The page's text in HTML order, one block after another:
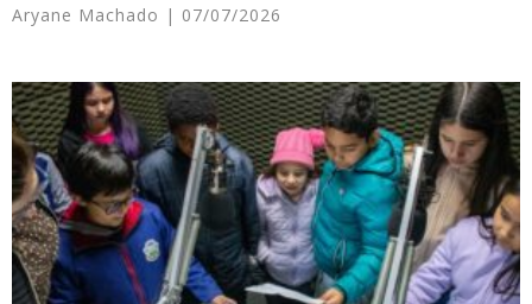
Aryane Machado 07/07/2026